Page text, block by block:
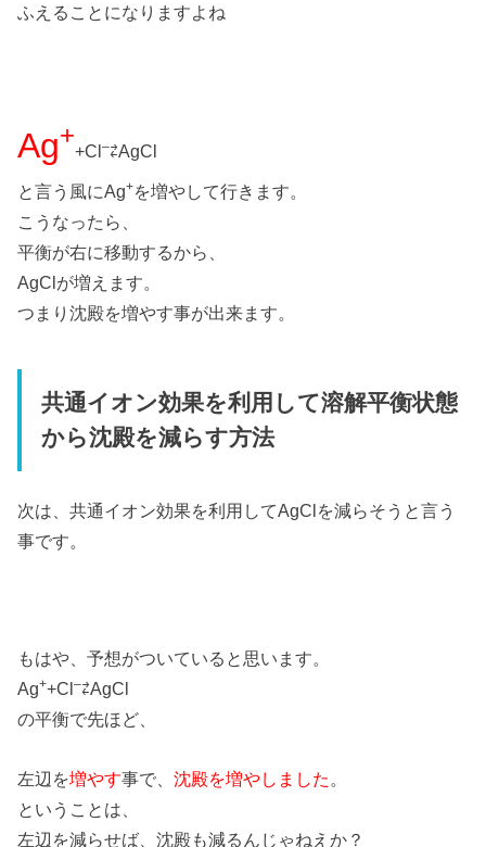
ふえることになりますよね
Ag+
+Cl–⇄AgCl
と言う風にAg+を増やして行きます。
こうなったら、
平衡が右に移動するから、
AgClが増えます。
つまり沈殿を増やす事が出来ます。
共通イオン効果を利用して溶解平衡状態
から沈殿を減らす方法
次は、共通イオン効果を利用してAgClを減らそうと言う
事です。
もはや、予想がついていると思います。
Ag++Cl–⇄AgCl
の平衡で先ほど、
左辺を増やす事で、沈殿を増やしました 。
ということは、
左辺を減らせば、沈殿も減るんじゃねえか？